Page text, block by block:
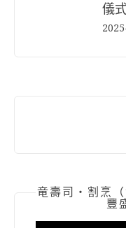
儀
竜壽司‧割烹（
豐